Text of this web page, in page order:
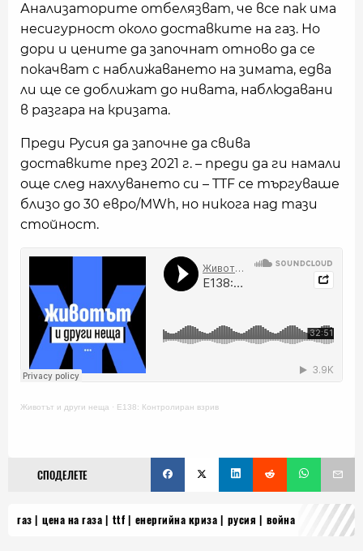
Анализаторите отбелязват, че все пак има
несигурност около доставките на газ. Но
дори и цените да започнат отново да се
покачват с наближаването на зимата, едва
ли ще се доближат до нивата, наблюдавани
в разгара на кризата.
Преди Русия да започне да свива
доставките през 2021 г. – преди да ги намали
още след нахлуването си – TTF се търгуваше
близо до 30 евро/MWh, но никога над тази
стойност.
Животът и други неща · E138: Контролиран взрив
СПОДЕЛЕТЕ
газ цена на газа ttf енергийна криза русия война